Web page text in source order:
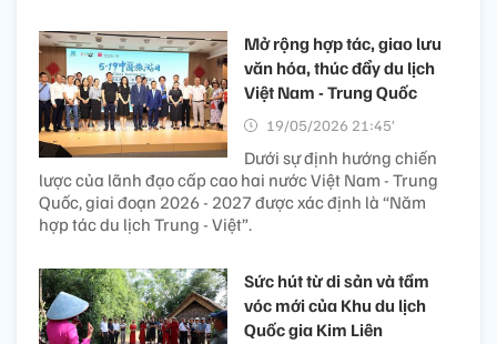
Mở rộng hợp tác, giao lưu
văn hóa, thúc đẩy du lịch
Việt Nam - Trung Quốc
19/05/2026 21:45’
Dưới sự định hướng chiến
lược của lãnh đạo cấp cao hai nước Việt Nam - Trung
Quốc, giai đoạn 2026 - 2027 được xác định là “Năm
hợp tác du lịch Trung - Việt”.
Sức hút từ di sản và tầm
vóc mới của Khu du lịch
Quốc gia Kim Liên